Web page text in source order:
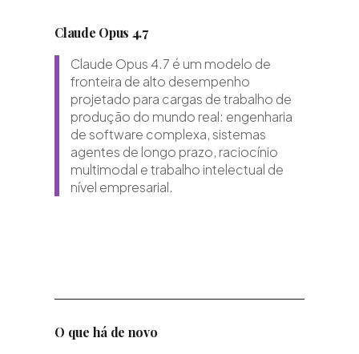
Claude Opus 4.7
Claude Opus 4.7 é um modelo de
fronteira de alto desempenho
projetado para cargas de trabalho de
produção do mundo real: engenharia
de software complexa, sistemas
agentes de longo prazo, raciocínio
multimodal e trabalho intelectual de
nível empresarial.
O que há de novo